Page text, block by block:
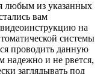
любым из указанных
вам
на
системы
проводить данную
надежно и не рвется,
заглядывать под